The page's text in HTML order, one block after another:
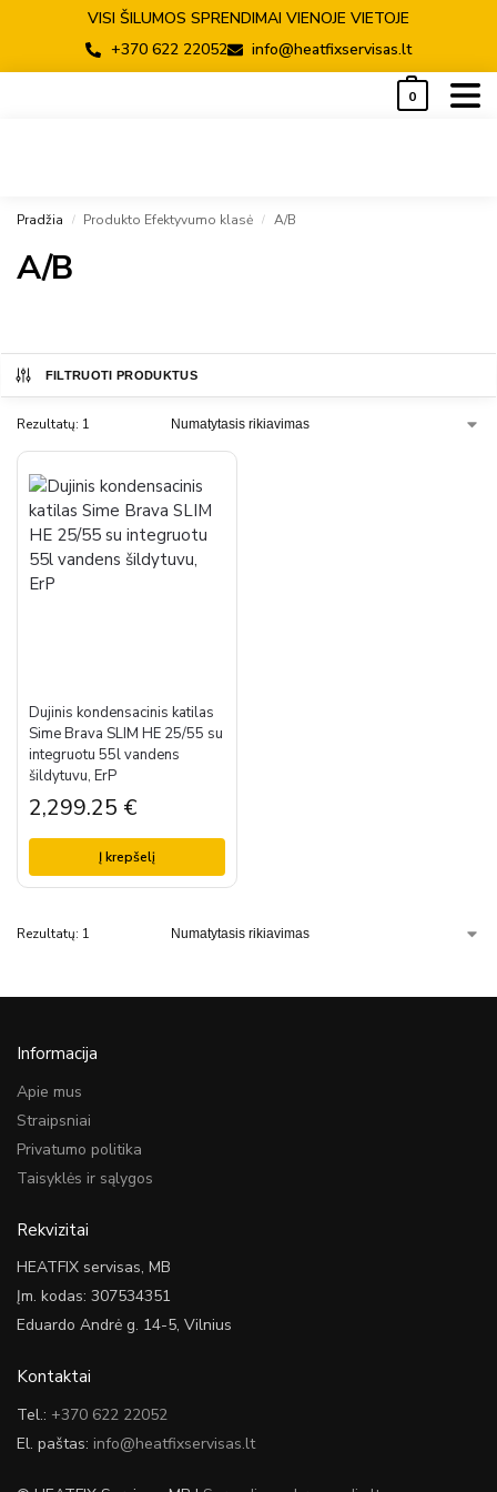
VISI ŠILUMOS SPRENDIMAI VIENOJE VIETOJE
+370 622 22052
info@heatfixservisas.lt
0
Pradžia / Produkto Efektyvumo klasė / A/B
A/B
FILTRUOTI PRODUKTUS
Rezultatų: 1
Dujinis kondensacinis katilas
Sime Brava SLIM HE 25/55 su
integruotu 55l vandens
šildytuvu, ErP
2,299.25 €
Į krepšelį
Rezultatų: 1
Informacija
Apie mus
Straipsniai
Privatumo politika
Taisyklės ir sąlygos
Rekvizitai
HEATFIX servisas, MB
Įm. kodas: 307534351
Eduardo Andrė g. 14-5, Vilnius
Kontaktai
Tel.: +370 622 22052
El. paštas: info@heatfixservisas.lt